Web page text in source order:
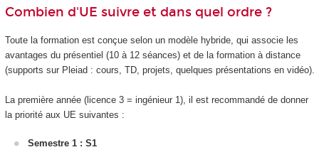
Combien d'UE suivre et dans quel ordre ?
Toute la formation est conçue selon un modèle hybride, qui associe les
avantages du présentiel (10 à 12 séances) et de la formation à distance
(supports sur Pleiad : cours, TD, projets, quelques présentations en vidéo).
La première année (licence 3 = ingénieur 1), il est recommandé de donner
la priorité aux UE suivantes :
Semestre 1 : S1